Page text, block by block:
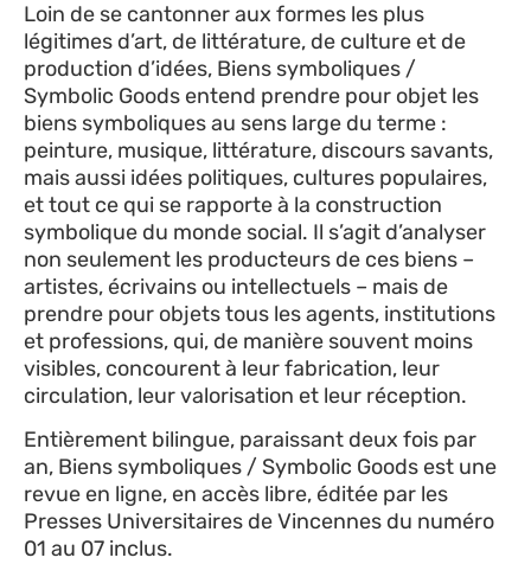
Loin de se cantonner aux formes les plus
légitimes d’art, de littérature, de culture et de
production d’idées, Biens symboliques /
Symbolic Goods entend prendre pour objet les
biens symboliques au sens large du terme :
peinture, musique, littérature, discours savants,
mais aussi idées politiques, cultures populaires,
et tout ce qui se rapporte à la construction
symbolique du monde social. Il s’agit d’analyser
non seulement les producteurs de ces biens –
artistes, écrivains ou intellectuels – mais de
prendre pour objets tous les agents, institutions
et professions, qui, de manière souvent moins
visibles, concourent à leur fabrication, leur
circulation, leur valorisation et leur réception.
Entièrement bilingue, paraissant deux fois par
an, Biens symboliques / Symbolic Goods est une
revue en ligne, en accès libre, éditée par les
Presses Universitaires de Vincennes du numéro
01 au 07 inclus.